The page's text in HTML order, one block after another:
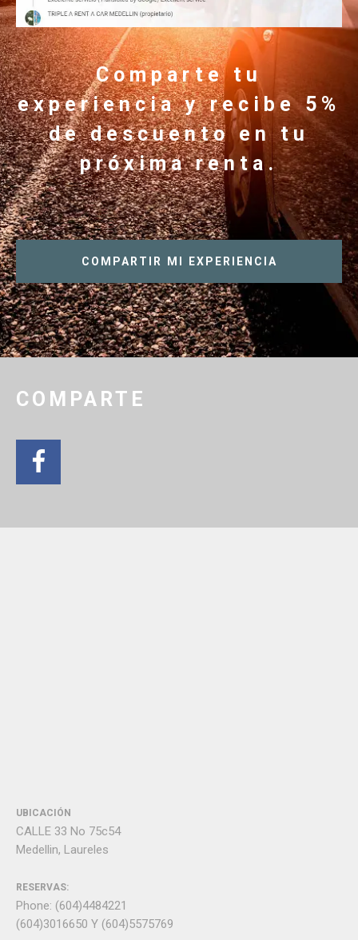
Comparte tu
experiencia y recibe 5%
de descuento en tu
próxima renta.
COMPARTIR MI EXPERIENCIA
COMPARTE
UBICACIÓN
CALLE 33 No 75c54
Medellin, Laureles
RESERVAS:
Phone: (604)4484221
(604)3016650 Y (604)5575769